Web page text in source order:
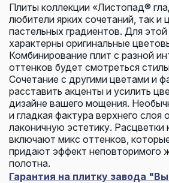
Плиты коллекции «Листопад®
любители ярких сочетаний, так и
пастельных градиентов. Для
характерны оригинальные
Комбинирование плит с разной
оттенков будет смотреться
Сочетание с другими цветами и
расставить акценты и усилить
дизайне вашего мощения.
и гладкая фактура верхнего слоя
лаконичную эстетику. Расцветки
включают микс оттенков,
придают эффект неповторимого
полотна.
Гарантия на плитку завода